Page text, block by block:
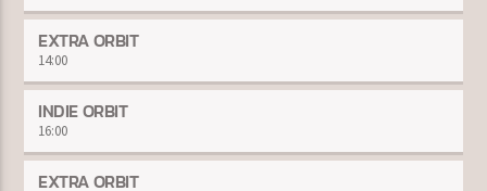
EXTRA ORBIT
14:00
INDIE ORBIT
16:00
EXTRA ORBIT